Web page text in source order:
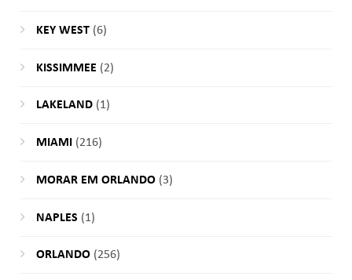
KEY WEST(6)
KISSIMMEE (2)
LAKELAND(1)
MIAMI (216)
MORAR EM ORLANDO(3)
NAPLES (1)
ORLANDO(256)